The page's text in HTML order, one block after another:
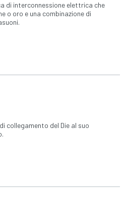
di interconnessione elettrica che
o oro e una combinazione di
collegamento del Die al suo